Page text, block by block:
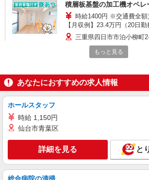
積層板基盤の加工機オペレ
時給1400円 ※交通費全額
【月収例】23.4万円（20日勤
三重県四日市市泊小柳町
派遣社員
パーソルファクトリーパートナーズ株式会社
機械オペレーター・検査（
基本時給1500円・深夜
額支給（規定あり） 【月収
詳
派遣社員
もっと見る
あなたにおすすめの求人情報
ホールスタッフ
時給 1,150円
仙台市青葉区
詳細を見る と